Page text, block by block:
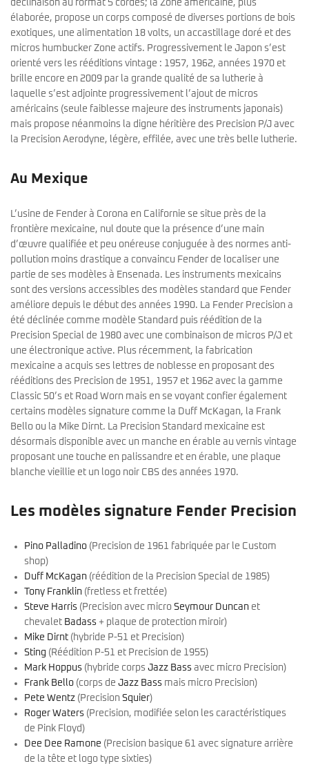
déclinaison au format 5 cordes; la Zone américaine, plus
élaborée, propose un corps composé de diverses portions de bois
exotiques, une alimentation 18 volts, un accastillage doré et des
micros humbucker Zone actifs. Progressivement le Japon s’est
orienté vers les rééditions vintage : 1957, 1962, années 1970 et
brille encore en 2009 par la grande qualité de sa lutherie à
laquelle s’est adjointe progressivement l’ajout de micros
américains (seule faiblesse majeure des instruments japonais)
mais propose néanmoins la digne héritière des Precision P/J avec
la Precision Aerodyne, légère, effilée, avec une très belle lutherie.
Au Mexique
L’usine de Fender à Corona en Californie se situe près de la
frontière mexicaine, nul doute que la présence d’une main
d’œuvre qualifiée et peu onéreuse conjuguée à des normes anti-
pollution moins drastique a convaincu Fender de localiser une
partie de ses modèles à Ensenada. Les instruments mexicains
sont des versions accessibles des modèles standard que Fender
améliore depuis le début des années 1990. La Fender Precision a
été déclinée comme modèle Standard puis réédition de la
Precision Special de 1980 avec une combinaison de micros P/J et
une électronique active. Plus récemment, la fabrication
mexicaine a acquis ses lettres de noblesse en proposant des
rééditions des Precision de 1951, 1957 et 1962 avec la gamme
Classic 50’s et Road Worn mais en se voyant confier également
certains modèles signature comme la Duff McKagan, la Frank
Bello ou la Mike Dirnt. La Precision Standard mexicaine est
désormais disponible avec un manche en érable au vernis vintage
proposant une touche en palissandre et en érable, une plaque
blanche vieillie et un logo noir CBS des années 1970.
Les modèles signature Fender Precision
Pino Palladino (Precision de 1961 fabriquée par le Custom
shop)
Duff McKagan (réédition de la Precision Special de 1985)
Tony Franklin (fretless et frettée)
Steve Harris (Precision avec micro Seymour Duncan et
chevalet Badass + plaque de protection miroir)
Mike Dirnt (hybride P-51 et Precision)
Sting (Réédition P-51 et Precision de 1955)
Mark Hoppus (hybride corps Jazz Bass avec micro Precision)
Frank Bello (corps de Jazz Bass mais micro Precision)
Pete Wentz (Precision Squier)
Roger Waters (Precision, modifiée selon les caractéristiques
de Pink Floyd)
Dee Dee Ramone (Precision basique 61 avec signature arrière
de la tête et logo type sixties)